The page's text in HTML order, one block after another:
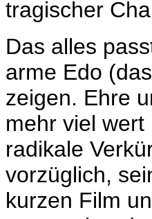
tragischer
Das alles
arme Edo
zeigen. Ehre
mehr viel
radikale
vorzüglich,
kurzen Film